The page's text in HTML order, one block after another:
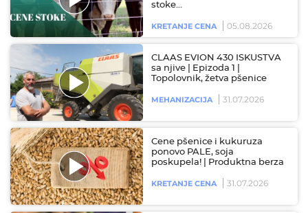
stoke…
KRETANJE CENA 05.08.2026
CLAAS EVION 430 ISKUSTVA
sa njive | Epizoda 1 |
Topolovnik, žetva pšenice
MEHANIZACIJA 31.07.2026
Cene pšenice i kukuruza
ponovo PALE, soja
poskupela! | Produktna berza
KRETANJE CENA 31.07.2026